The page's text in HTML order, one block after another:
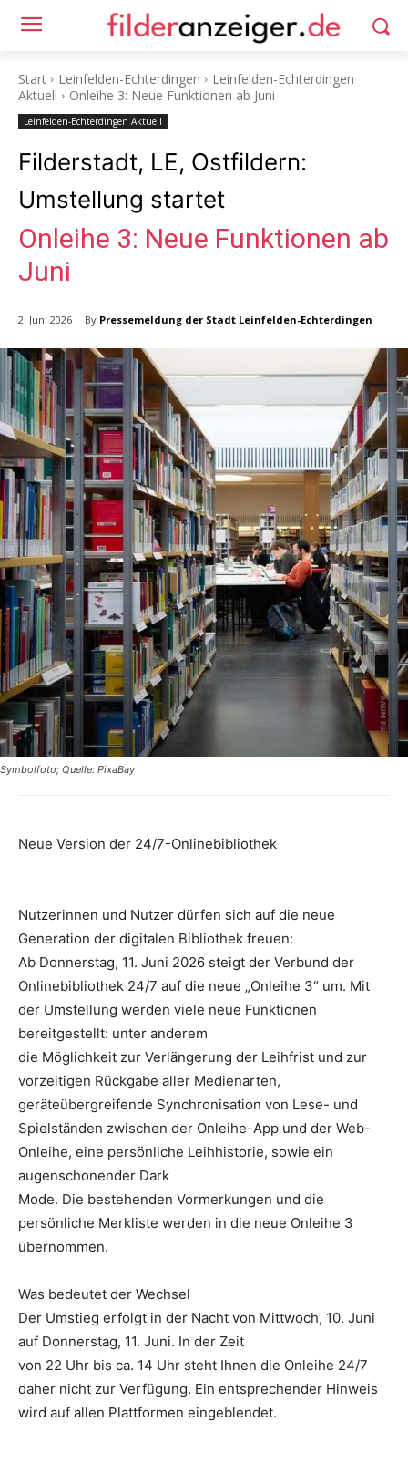
Start Leinfelden-Echterdingen
Leinfelden-Echterdingen
Aktuell
Onleihe 3: Neue Funktionen ab Juni
Leinfelden-Echterdingen Aktuell
Filderstadt, LE, Ostfildern:
Umstellung startet
Onleihe 3: Neue Funktionen ab
Juni
2. Juni 2026 By Pressemeldung der Stadt Leinfelden-Echterdingen
Symbolfoto; Quelle: PixaBay
Neue Version der 24/7-Onlinebibliothek
Nutzerinnen und Nutzer dürfen sich auf die neue
Generation der digitalen Bibliothek freuen:
Ab Donnerstag, 11. Juni 2026 steigt der Verbund der
Onlinebibliothek 24/7 auf die neue „Onleihe 3“ um. Mit
der Umstellung werden viele neue Funktionen
bereitgestellt: unter anderem
die Möglichkeit zur Verlängerung der Leihfrist und zur
vorzeitigen Rückgabe aller Medienarten,
geräteübergreifende Synchronisation von Lese- und
Spielständen zwischen der Onleihe-App und der Web-
Onleihe, eine persönliche Leihhistorie, sowie ein
augenschonender Dark
Mode. Die bestehenden Vormerkungen und die
persönliche Merkliste werden in die neue Onleihe 3
übernommen.
Was bedeutet der Wechsel
Der Umstieg erfolgt in der Nacht von Mittwoch, 10. Juni
auf Donnerstag, 11. Juni. In der Zeit
von 22 Uhr bis ca. 14 Uhr steht Ihnen die Onleihe 24/7
daher nicht zur Verfügung. Ein entsprechender Hinweis
wird auf allen Plattformen eingeblendet.